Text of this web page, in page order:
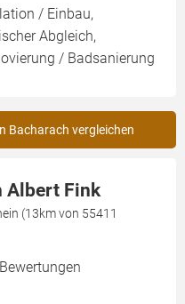
/ Einbau,
Abgleich,
/ Badsanierung
Bacharach vergleichen
Albert Fink
(13km von 55411